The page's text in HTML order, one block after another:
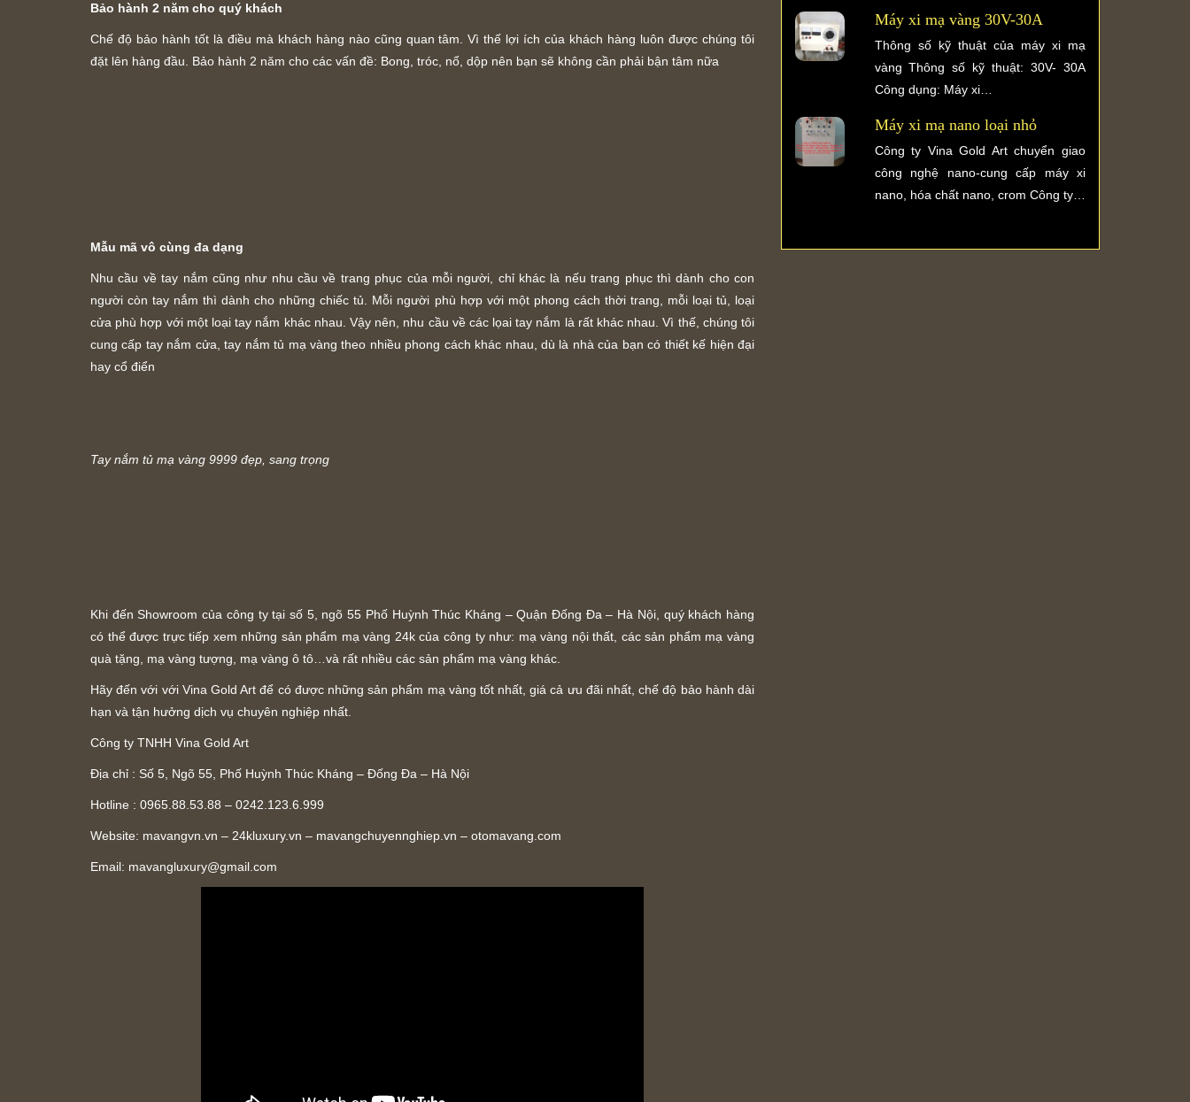
Bảo hành 2 năm cho quý khách
Chế độ bảo hành tốt là điều mà khách hàng nào cũng quan tâm. Vì thế lợi ích của khách hàng luôn được chúng tôi
đặt lên hàng đầu. Bảo hành 2 năm cho các vấn đề: Bong, tróc, nổ, dộp nên bạn sẽ không cần phải bận tâm nữa
Mẫu mã vô cùng đa dạng
Nhu cầu về tay nắm cũng như nhu cầu về trang phục của mỗi người, chỉ khác là nếu trang phục thì dành cho con
người còn tay nắm thì dành cho những chiếc tủ. Mỗi người phù hợp với một phong cách thời trang, mỗi loại tủ, loại
cửa phù hợp với một loại tay nắm khác nhau. Vậy nên, nhu cầu về các lọai tay nắm là rất khác nhau. Vì thế, chúng tôi
cung cấp tay nắm cửa, tay nắm tủ mạ vàng theo nhiều phong cách khác nhau, dù là nhà của bạn có thiết kế hiện đại
hay cổ điển
Tay nắm tủ mạ vàng 9999 đẹp, sang trọng
Khi đến Showroom của công ty tại số 5, ngõ 55 Phố Huỳnh Thúc Kháng – Quận Đống Đa – Hà Nội, quý khách hàng
có thể được trực tiếp xem những sản phẩm mạ vàng 24k của công ty như: mạ vàng nội thất, các sản phẩm mạ vàng
quà tặng, mạ vàng tượng, mạ vàng ô tô…và rất nhiều các sản phẩm mạ vàng khác.
Hãy đến với với Vina Gold Art để có được những sản phẩm mạ vàng tốt nhất, giá cả ưu đãi nhất, chế độ bảo hành dài
hạn và tận hưởng dịch vụ chuyên nghiệp nhất.
Công ty TNHH Vina Gold Art
Địa chỉ : Số 5, Ngõ 55, Phố Huỳnh Thúc Kháng – Đống Đa – Hà Nội
Hotline : 0965.88.53.88 – 0242.123.6.999
Website: mavangvn.vn – 24kluxury.vn – mavangchuyennghiep.vn – otomavang.com
Email: mavangluxury@gmail.com
Máy xi mạ vàng 30V-30A
Thông số kỹ thuật của máy xi mạ
vàng Thông số kỹ thuật: 30V- 30A
Công dụng: Máy xi…
Máy xi mạ nano loại nhỏ
Công ty Vina Gold Art chuyển giao
công nghệ nano-cung cấp máy xi
nano, hóa chất nano, crom Công ty…